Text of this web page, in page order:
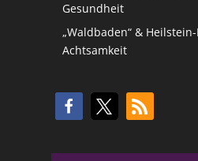
Gesundheit
„Waldbaden“ &
Achtsamkeit